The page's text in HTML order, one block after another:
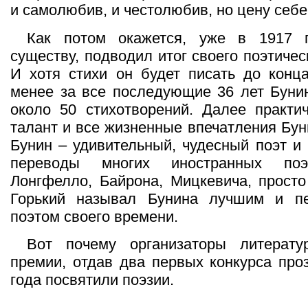
и самолюбив, и честолюбив, но цену
Как потом окажется, уже в 1917
существу, подводил итог своего
И хотя стихи он будет писать до
менее за все последующие 36 лет
около 50 стихотворений. Далее
талант и все жизненные впечатления
Бунин – удивительный, чудесный поэт и
переводы многих иностранных
Лонгфелло, Байрона, Мицкевича,
Горький называл Бунина лучшим и
поэтом своего времени.
Вот почему организаторы
премии, отдав два первых конкурса
года посвятили поэзии.